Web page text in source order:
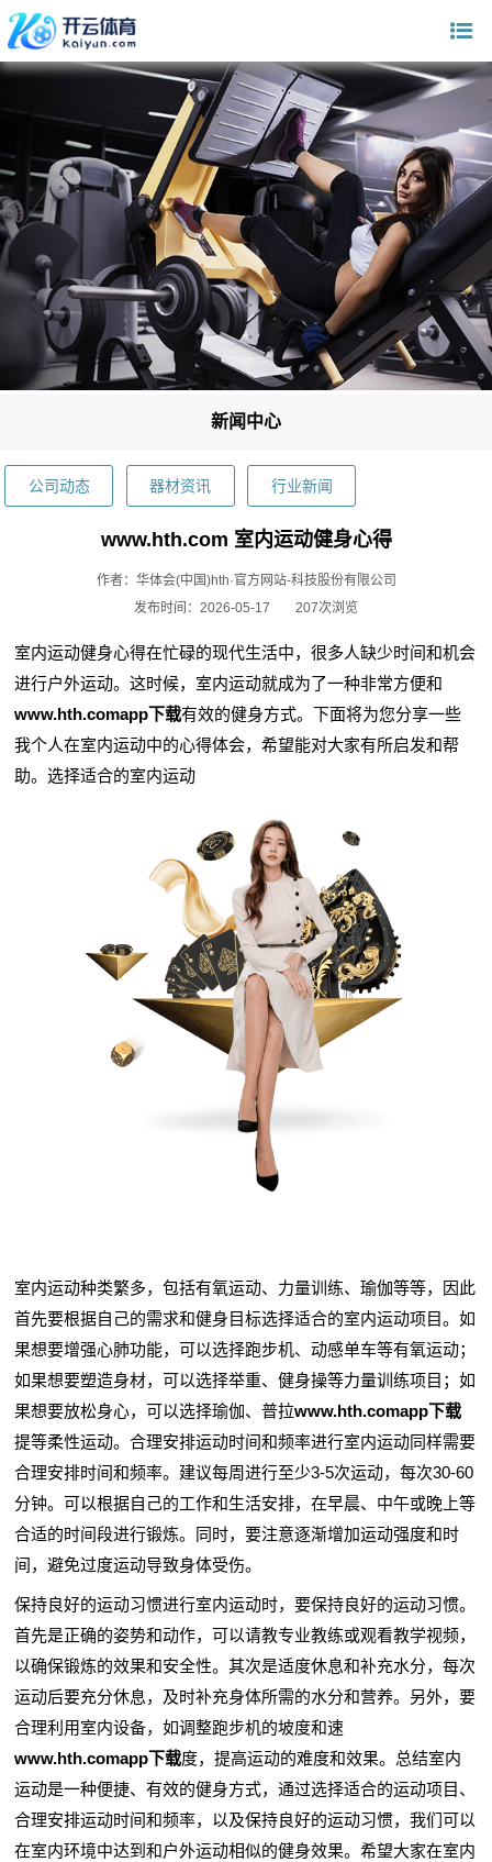
新闻中心
公司动态 器材资讯 行业新闻
www.hth.com 室内运动健身心得
作者：华体会(中国)hth·官方网站-科技股份有限公司
发布时间：2026-05-17
207次浏览
室内运动健身心得在忙碌的现代生活中，很多人缺少时间和机会
进行户外运动。这时候，室内运动就成为了一种非常方便和
www.hth.comapp下载有效的健身方式。下面将为您分享一些
我个人在室内运动中的心得体会，希望能对大家有所启发和帮
助。选择适合的室内运动
室内运动种类繁多，包括有氧运动、力量训练、瑜伽等等，因此
首先要根据自己的需求和健身目标选择适合的室内运动项目。如
果想要增强心肺功能，可以选择跑步机、动感单车等有氧运动；
如果想要塑造身材，可以选择举重、健身操等力量训练项目；如
果想要放松身心，可以选择瑜伽、普拉www.hth.comapp下载
提等柔性运动。合理安排运动时间和频率进行室内运动同样需要
合理安排时间和频率。建议每周进行至少3-5次运动，每次30-60
分钟。可以根据自己的工作和生活安排，在早晨、中午或晚上等
合适的时间段进行锻炼。同时，要注意逐渐增加运动强度和时
间，避免过度运动导致身体受伤。
保持良好的运动习惯进行室内运动时，要保持良好的运动习惯。
首先是正确的姿势和动作，可以请教专业教练或观看教学视频，
以确保锻炼的效果和安全性。其次是适度休息和补充水分，每次
运动后要充分休息，及时补充身体所需的水分和营养。另外，要
合理利用室内设备，如调整跑步机的坡度和速
www.hth.comapp下载度，提高运动的难度和效果。总结室内
运动是一种便捷、有效的健身方式，通过选择适合的运动项目、
合理安排运动时间和频率，以及保持良好的运动习惯，我们可以
在室内环境中达到和户外运动相似的健身效果。希望大家在室内